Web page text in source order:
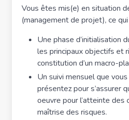
Vous êtes mis(e) en situation
(management de projet), ce
Une phase d’initialisation
les principaux objectifs et
constitution d’un macro-
Un suivi mensuel que
présentez pour s’assurer
oeuvre pour l’atteinte des
maîtrise des risques.